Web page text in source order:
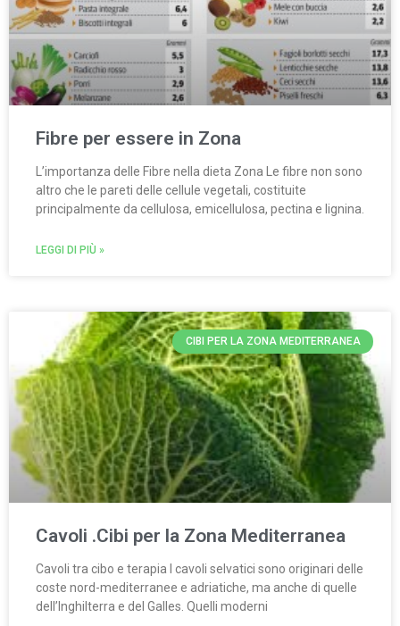
Fibre per essere in Zona
L’importanza delle Fibre nella dieta Zona Le fibre non sono
altro che le pareti delle cellule vegetali, co­stituite
principalmente da cellulosa, emicellulosa, pectina e li­gnina.
LEGGI DI PIÙ »
CIBI PER LA ZONA MEDITERRANEA
Cavoli .Cibi per la Zona Mediterranea
Cavoli tra cibo e terapia I cavoli selvatici sono originari delle
coste nord-mediterranee e adriatiche, ma anche di quelle
dell’Inghilterra e del Galles. Quelli moderni